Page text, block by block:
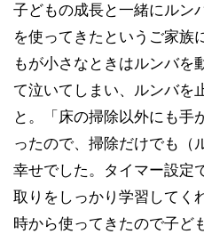
子どもの成長と一緒にルン
を使ってきたというご家族
もが小さなときはルンバを
て泣いてしまい、ルンバを
と。「床の掃除以外にも手
ったので、掃除だけでも（
幸せでした。タイマー設定
取りをしっかり学習してく
時から使ってきたので子ど